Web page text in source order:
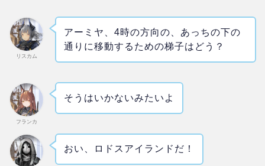
リスカム
アーミヤ、4時の方向の、あっちの下の
通りに移動するための梯子はどう？
フランカ
そうはいかないみたいよ
おい、ロドスアイランドだ！